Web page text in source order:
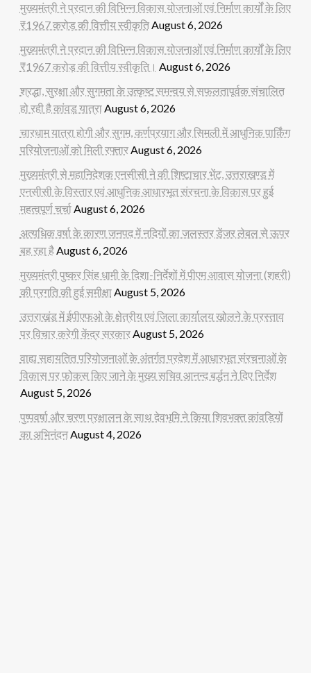
मुख्यमंत्री ने प्रदान की विभिन्न विकास योजनाओं एवं निर्माण कार्यों के लिए
₹1967 करोड़ की वित्तीय स्वीकृतिAugust 6, 2026
मुख्यमंत्री ने प्रदान की विभिन्न विकास योजनाओं एवं निर्माण कार्यों के लिए
₹1967 करोड़ की वित्तीय स्वीकृति। August 6, 2026
श्रद्धा, सुरक्षा और सुगमता के उत्कृष्ट समन्वय से सफलतापूर्वक संचालित
हो रही है कांवड़ यात्राAugust 6, 2026
चारधाम यात्रा होगी और सुगम, कर्णप्रयाग और सिमली में आधुनिक पार्किंग
परियोजनाओं को मिली रफ्तारAugust 6, 2026
मुख्यमंत्री से महानिदेशक एनसीसी ने की शिष्टाचार भेंट, उत्तराखण्ड में
एनसीसी के विस्तार एवं आधुनिक आधारभूत संरचना के विकास पर हुई
महत्वपूर्ण चर्चाAugust 6, 2026
अत्यधिक वर्षा के कारण जनपद में नदियों का जलस्तर डेंजर लेबल से ऊपर
बह रहा हैAugust 6, 2026
मुख्यमंत्री पुष्कर सिंह धामी के दिशा-निर्देशों में पीएम आवास योजना (शहरी)
की प्रगति की हुई समीक्षाAugust 5, 2026
उत्तराखंड में ईपीएफओ के क्षेत्रीय एवं जिला कार्यालय खोलने के प्रस्ताव
पर विचार करेगी केंद्र सरकारAugust 5, 2026
वाह्य सहायतित परियोजनाओं के अंतर्गत प्रदेश में आधारभूत संरचनाओं के
विकास पर फोकस किए जाने के मुख्य सचिव आनन्द बर्द्धन ने दिए निर्देश
August 5, 2026
पुष्पवर्षा और चरण प्रक्षालन के साथ देवभूमि ने किया शिवभक्त कांवड़ियों
का अभिनंदनAugust 4, 2026